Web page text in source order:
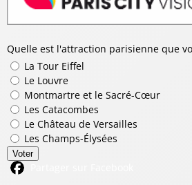
Quelle est l'attraction parisienne que
La Tour Eiffel
Le Louvre
Montmartre et le Sacré-Cœur
Les Catacombes
Le Château de Versailles
Les Champs-Élysées
Voter